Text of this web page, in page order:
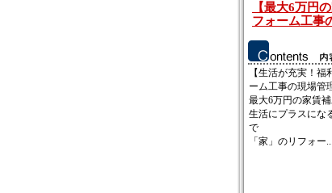
【最大6万円
フォーム工事
【生活が充実！
ーム工事の現場管
最大6万円の家賃
生活にプラスにな
で
「家」のリフォー...